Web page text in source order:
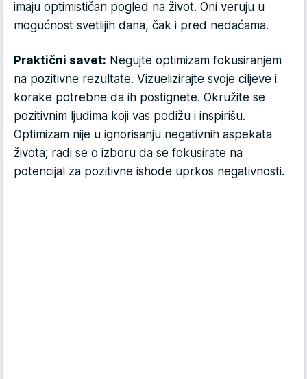
imaju optimističan pogled na život. Oni veruju u
mogućnost svetlijih dana, čak i pred nedaćama.
Praktični savet: Negujte optimizam fokusiranjem
na pozitivne rezultate. Vizuelizirajte svoje ciljeve i
korake potrebne da ih postignete. Okružite se
pozitivnim ljudima koji vas podižu i inspirišu.
Optimizam nije u ignorisanju negativnih aspekata
života; radi se o izboru da se fokusirate na
potencijal za pozitivne ishode uprkos negativnosti.